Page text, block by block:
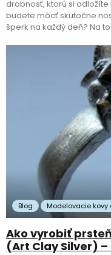
drobnosť, ktorú si
budete môcť skutočne
šperk na každý deň? Na
Blog Modelovacie
Ako vyrobiť
(Art Clay Silver)